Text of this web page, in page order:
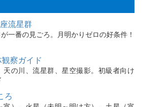
流星群
一番の見ごろ。月明かりゼロの好条件！
察ガイド
天の川、流星群、星空撮影。初級者向け
ろ